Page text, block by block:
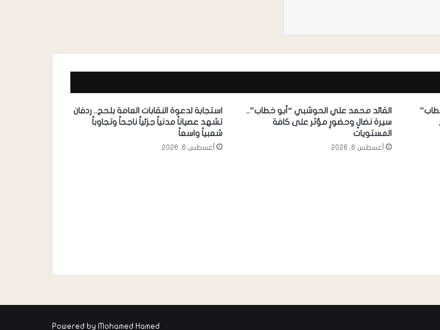
القائد محمد علي الحوشبي “أبو خطاب”..
سيرة نضالٍ وحضورٍ مؤثر على كافة
المستويات
أغسطس 6, 2026
استجابة لدعوة النقابات العامة بلحج.. ردفان
تشهد عصياناً مدنياً جزئياً ناجحاً وتجاوباً
شعبياً واسعاً
أغسطس 6, 2026
Powered by Mohamed Hamed